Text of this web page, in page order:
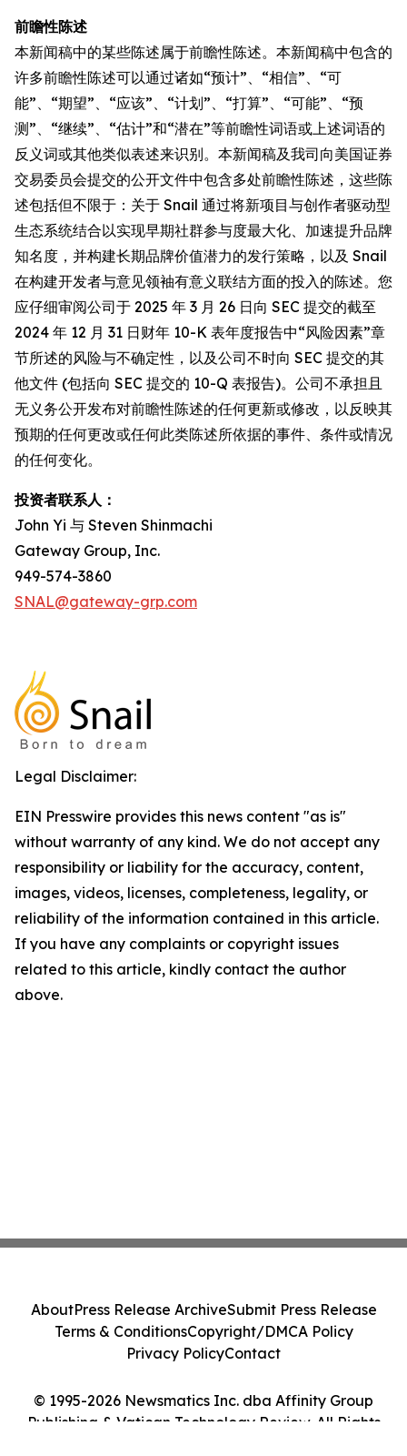
前瞻性陈述
本新闻稿中的某些陈述属于前瞻性陈述。本新闻稿中包含的
许多前瞻性陈述可以通过诸如“预计”、“相信”、“可
能”、“期望”、“应该”、“计划”、“打算”、“可能”、“预
测”、“继续”、“估计”和“潜在”等前瞻性词语或上述词语的
反义词或其他类似表述来识别。本新闻稿及我司向美国证券
交易委员会提交的公开文件中包含多处前瞻性陈述，这些陈
述包括但不限于：关于 Snail 通过将新项目与创作者驱动型
生态系统结合以实现早期社群参与度最大化、加速提升品牌
知名度，并构建长期品牌价值潜力的发行策略，以及 Snail
在构建开发者与意见领袖有意义联结方面的投入的陈述。您
应仔细审阅公司于 2025 年 3 月 26 日向 SEC 提交的截至
2024 年 12 月 31 日财年 10-K 表年度报告中“风险因素”章
节所述的风险与不确定性，以及公司不时向 SEC 提交的其
他文件 (包括向 SEC 提交的 10-Q 表报告)。公司不承担且
无义务公开发布对前瞻性陈述的任何更新或修改，以反映其
预期的任何更改或任何此类陈述所依据的事件、条件或情况
的任何变化。
投资者联系人：
John Yi 与 Steven Shinmachi
Gateway Group, Inc.
949-574-3860
SNAL@gateway-grp.com
Legal Disclaimer:
EIN Presswire provides this news content "as is"
without warranty of any kind. We do not accept any
responsibility or liability for the accuracy, content,
images, videos, licenses, completeness, legality, or
reliability of the information contained in this article.
If you have any complaints or copyright issues
related to this article, kindly contact the author
above.
© 1995-2026 Newsmatics Inc. dba Affinity Group
Publishing & Vatican Technology Review. All Rights
AboutPress Release ArchiveSubmit Press Release
Terms & ConditionsCopyright/DMCA Policy
Privacy PolicyContact